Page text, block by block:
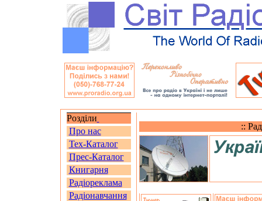
Розділи
Про нас
Тех-Каталог
Прес-Каталог
Книгарня
Радіореклама
Радіонавчання
::